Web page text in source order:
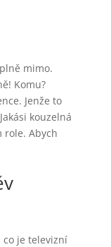
mimo.
Komu?
Jenže to
kouzelná
role. Abych
je televizní